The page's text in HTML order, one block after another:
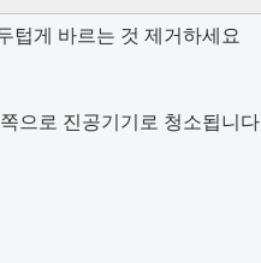
텁게 바르는 것 제거하세요
으로 진공기기로 청소됩니다